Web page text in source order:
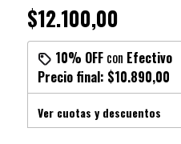
$12.100,00
10% OFFcon Efectivo
Precio final: $10.890,00
Ver cuotas y descuentos